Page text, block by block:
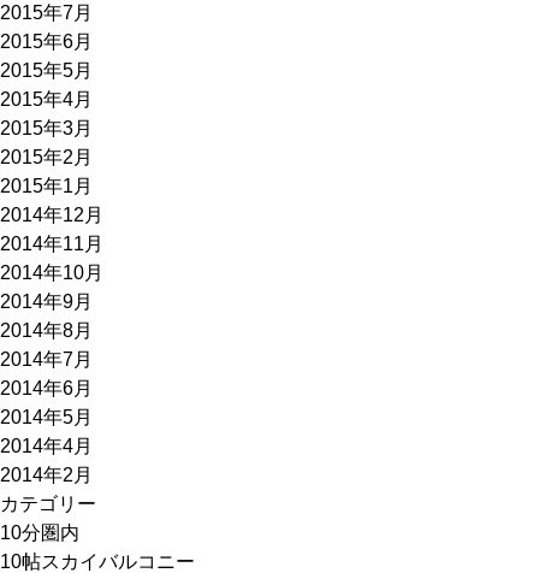
2015年7月
2015年6月
2015年5月
2015年4月
2015年3月
2015年2月
2015年1月
2014年12月
2014年11月
2014年10月
2014年9月
2014年8月
2014年7月
2014年6月
2014年5月
2014年4月
2014年2月
カテゴリー
10分圏内
10帖スカイバルコニー